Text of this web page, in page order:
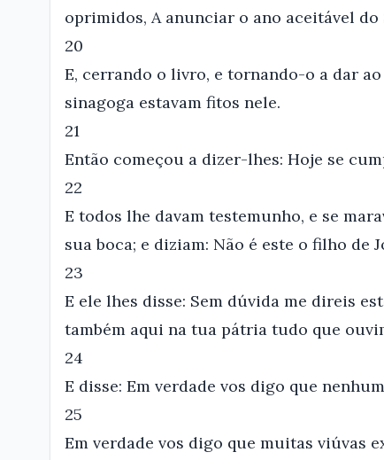
oprimidos, A anunciar o ano aceitável do
20
E, cerrando o livro, e tornando-o a dar
sinagoga estavam fitos nele.
21
Então começou a dizer-lhes: Hoje se
22
E todos lhe davam testemunho, e se
sua boca; e diziam: Não é este o filho de
23
E ele lhes disse: Sem dúvida me direis
também aqui na tua pátria tudo que
24
E disse: Em verdade vos digo que
25
Em verdade vos digo que muitas viúvas